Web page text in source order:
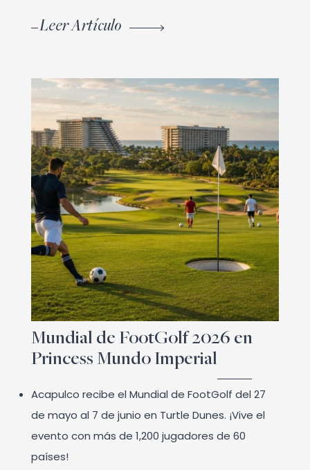
Leer Artículo
Mundial de FootGolf 2026 en
Princess Mundo Imperial
Acapulco recibe el Mundial de FootGolf del 27
de mayo al 7 de junio en Turtle Dunes. ¡Vive el
evento con más de 1,200 jugadores de 60
países!